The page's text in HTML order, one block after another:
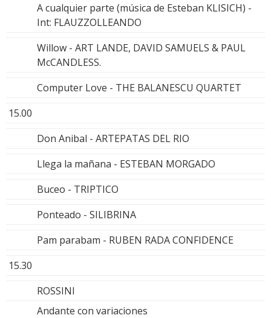
A cualquier parte (música de Esteban KLISICH) -
Int: FLAUZZOLLEANDO
Willow - ART LANDE, DAVID SAMUELS & PAUL
McCANDLESS.
Computer Love - THE BALANESCU QUARTET
15.00
Don Anibal - ARTEPATAS DEL RIO
Llega la mañana - ESTEBAN MORGADO
Buceo - TRIPTICO
Ponteado - SILIBRINA
Pam parabam - RUBEN RADA CONFIDENCE
15.30
ROSSINI
Andante con variaciones